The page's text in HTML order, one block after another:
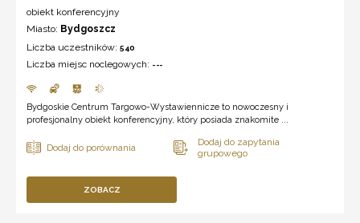
obiekt konferencyjny
Miasto: Bydgoszcz
Liczba uczestników: 540
Liczba miejsc noclegowych: ---
Bydgoskie Centrum Targowo-Wystawiennicze to nowoczesny i
profesjonalny obiekt konferencyjny, który posiada znakomite ...
ZOBACZ